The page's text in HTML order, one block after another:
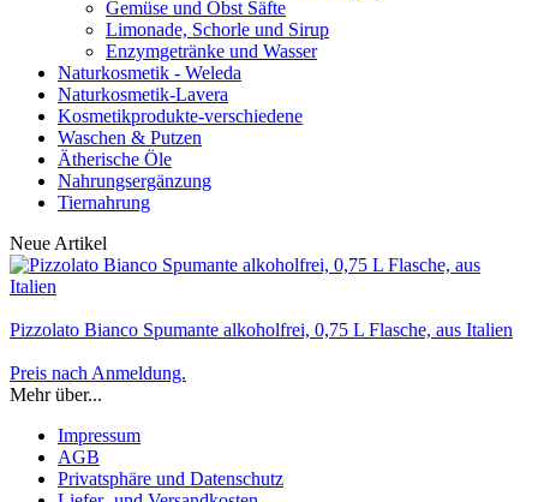
Gemüse und Obst Säfte
Limonade, Schorle und Sirup
Enzymgetränke und Wasser
Naturkosmetik - Weleda
Naturkosmetik-Lavera
Kosmetikprodukte-verschiedene
Waschen & Putzen
Ätherische Öle
Nahrungsergänzung
Tiernahrung
Neue Artikel
Pizzolato Bianco Spumante alkoholfrei, 0,75 L Flasche, aus Italien
Preis nach Anmeldung.
Mehr über...
Impressum
AGB
Privatsphäre und Datenschutz